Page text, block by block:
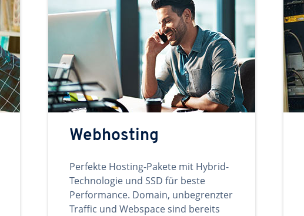
Webhosting
Perfekte Hosting-Pakete mit Hybrid-
Technologie und SSD für beste
Performance. Domain, unbegrenzter
Traffic und Webspace sind bereits